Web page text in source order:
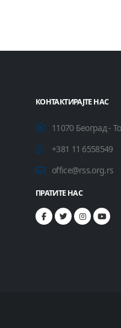
КОНТАКТИРАЈТЕ НАС
11070 Београд -
+381 11 6558549
office@rss.org.rs
ПРАТИТЕ НАС